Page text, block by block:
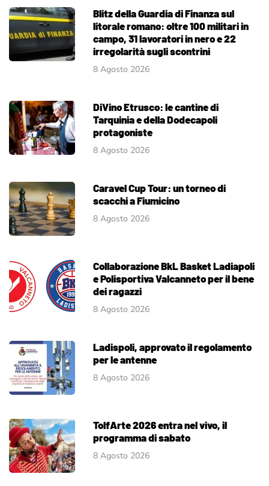
Blitz della Guardia di Finanza sul
litorale romano: oltre 100 militari in
campo, 31 lavoratori in nero e 22
irregolarità sugli scontrini
8 Agosto 2026
DiVino Etrusco: le cantine di
Tarquinia e della Dodecapoli
protagoniste
8 Agosto 2026
Caravel Cup Tour: un torneo di
scacchi a Fiumicino
8 Agosto 2026
Collaborazione BkL Basket Ladiapoli
e Polisportiva Valcanneto per il bene
dei ragazzi
8 Agosto 2026
Ladispoli, approvato il regolamento
per le antenne
8 Agosto 2026
TolfArte 2026 entra nel vivo, il
programma di sabato
8 Agosto 2026